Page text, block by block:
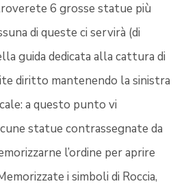
6 grosse statue più
di queste ci servirà (di
guida dedicata alla cattura di
diritto mantenendo la sinistra
a questo punto vi
statue contrassegnate da
l’ordine per aprire
i simboli di Roccia,